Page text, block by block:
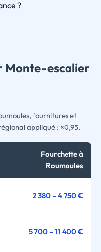
?
Monte-escalier
fournitures et
appliqué : ×0,95.
Fourchette à
Roumoules
2 380 – 4 750 €
5 700 – 11 400 €